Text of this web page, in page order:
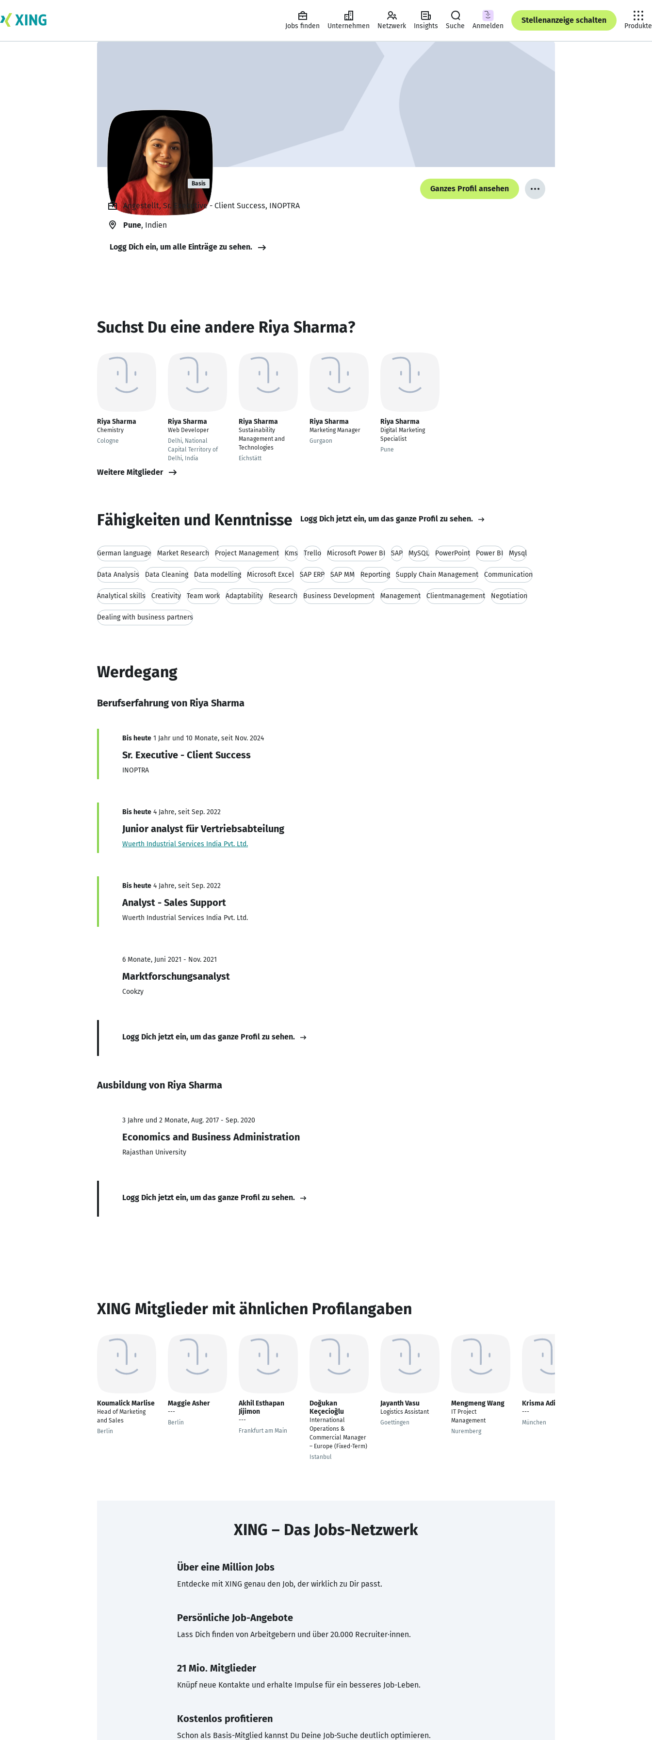
Jobs finden Unternehmen Netzwerk Insights Suche Anmelden
Stellenanzeige schalten
Produkte
Riya Sharma Basis
Ganzes Profil ansehen
Angestellt, Sr. Executive - Client Success, INOPTRA
Pune, Indien
Logg Dich ein, um alle Einträge zu sehen.
Suchst Du eine andere Riya Sharma?
Riya Sharma
Chemistry
Cologne
Riya Sharma
Web Developer
Delhi, National
Capital Territory of
Delhi, India
Riya Sharma
Sustainability
Management and
Technologies
Eichstätt
Riya Sharma
Marketing Manager
Gurgaon
Riya Sharma
Digital Marketing
Specialist
Pune
Weitere Mitglieder
Fähigkeiten und Kenntnisse Logg Dich jetzt ein, um das ganze Profil zu sehen.
German language Market Research Project Management Kms Trello Microsoft Power BI SAP MySQL PowerPoint Power BI Mysql
Data Analysis Data Cleaning Data modelling Microsoft Excel SAP ERP SAP MM Reporting Supply Chain Management Communication
Analytical skills Creativity Team work Adaptability Research Business Development Management Clientmanagement Negotiation
Dealing with business partners
Werdegang
Berufserfahrung von Riya Sharma
Bis heute 1 Jahr und 10 Monate, seit Nov. 2024
Sr. Executive - Client Success
INOPTRA
Bis heute 4 Jahre, seit Sep. 2022
Junior analyst für Vertriebsabteilung
Wuerth Industrial Services India Pvt. Ltd.
Bis heute 4 Jahre, seit Sep. 2022
Analyst - Sales Support
Wuerth Industrial Services India Pvt. Ltd.
6 Monate, Juni 2021 - Nov. 2021
Marktforschungsanalyst
Cookzy
Logg Dich jetzt ein, um das ganze Profil zu sehen.
Ausbildung von Riya Sharma
3 Jahre und 2 Monate, Aug. 2017 - Sep. 2020
Economics and Business Administration
Rajasthan University
Logg Dich jetzt ein, um das ganze Profil zu sehen.
XING Mitglieder mit ähnlichen Profilangaben
Koumalick Marlise
Head of Marketing
and Sales
Berlin
Maggie Asher
---
Berlin
Akhil Esthapan
Jijimon
---
Frankfurt am Main
Doğukan
Keçecioğlu
International
Operations &
Commercial Manager
– Europe (Fixed-Term)
Istanbul
Jayanth Vasu
Logistics Assistant
Goettingen
Mengmeng Wang
IT Project
Management
Nuremberg
Krisma Adiwibawa
---
München
XING – Das Jobs-Netzwerk
Über eine Million Jobs
Entdecke mit XING genau den Job, der wirklich zu Dir passt.
Persönliche Job-Angebote
Lass Dich finden von Arbeitgebern und über 20.000 Recruiter·innen.
21 Mio. Mitglieder
Knüpf neue Kontakte und erhalte Impulse für ein besseres Job-Leben.
Kostenlos profitieren
Schon als Basis-Mitglied kannst Du Deine Job-Suche deutlich optimieren.